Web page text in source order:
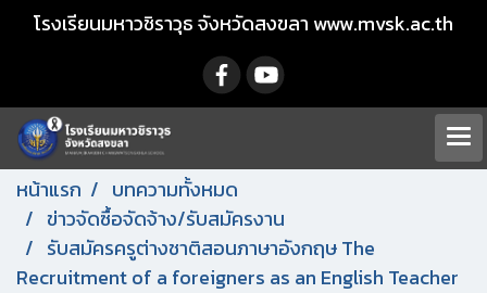
โรงเรียนมหาวชิราวุธ จังหวัดสงขลา www.mvsk.ac.th
หน้าแรก
บทความทั้งหมด
ข่าวจัดซื้อจัดจ้าง/รับสมัครงาน
รับสมัครครูต่างชาติสอนภาษาอังกฤษ The
Recruitment of a foreigners as an English Teacher